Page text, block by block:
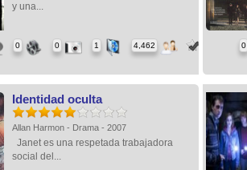
y una...
0 0 1 4,462 0
Identidad oculta
Allan Harmon - Drama - 2007
Janet es una respetada trabajadora
social del...